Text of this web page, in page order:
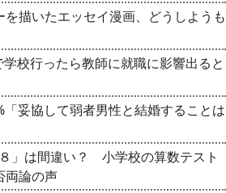
を描いたエッセイ漫画、どうしようも
学校行ったら教師に就職に影響出ると
「妥協して弱者男性と結婚することは
」は間違い？ 小学校の算数テスト
両論の声